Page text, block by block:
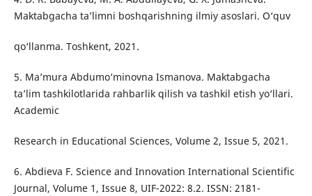
Maktabgacha ta’limni boshqarishning ilmiy asoslari. O‘quv
qo‘llanma. Toshkent, 2021.
5. Ma’mura Abdumo‘minovna Ismanova. Maktabgacha
ta’lim tashkilotlarida rahbarlik qilish va tashkil etish yo‘llari.
Academic
Research in Educational Sciences, Volume 2, Issue 5, 2021.
6. Abdieva F. Science and Innovation International Scientific
Journal, Volume 1, Issue 8, UIF-2022: 8.2. ISSN: 2181-